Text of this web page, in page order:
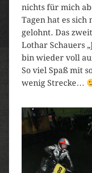
nichts für mich
Tagen hat es sich
gelohnt. Das
Lothar Schauers
bin wieder voll
So viel Spaß mit
wenig Strecke…